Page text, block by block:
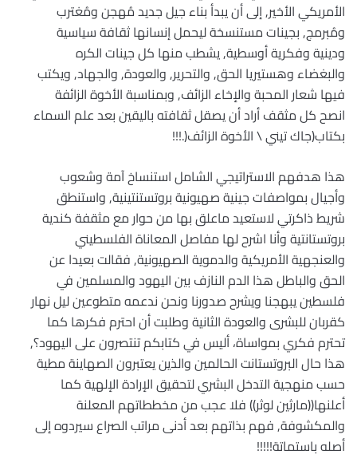
الأمريكي الأخير, إلى أن يبدأ بناء جيل جديد مُهجن ومُغترب
ومُبرمج, بجينات مستنسخة ليحمل إنسانها ثقافة سياسية
ودينية وفكرية أوسطية, يشطب منها كل جينات الكره
والبغضاء وهستيريا الحق, والتحرير, والعودة, والجهاد, ويكتب
فيها شعار المحبة والإخاء الزائف, وبمناسبة الأخوة الزائفة
انصح كل مثقف أراد أن يصقل ثقافته باليقين بعد علم السماء
بكتاب(جاك تيني \ الأخوة الزائف(.!!!
هذا هدفهم الاستراتيجي الشامل استنساخ آمة وشعوب
وأجيال بمواصفات جينية صهيونية بروتستنتينية, واستنطق
شريط ذاكرتي لاستعيد ماعلق بها من حوار مع مثقفة كندية
بروتستانتية وأنا اشرح لها مفاصل المعاناة الفلسطيني
والعنجهية الأمريكية والدموية الصهيونية, فقالت بعيدا عن
الحق والباطل هذا الدم النازف بين اليهود والمسلمين في
فلسطين يبهجنا ويشرح صدورنا ونحن ندعمه متطوعين ليل نهار
كقربان للبشرى والعودة الثانية وطلبت أن احترم فكرها كما
تحترم فكري بمواساة، أليس في كتابكم تنتصرون على اليهود؟,
هذا حال البروتستانت الحالمين والذين يعتبرون الصهاينة مطية
حسب منهجية التدخل البشري لتحقيق الإرادة الإلهية كما
أعلنها((مارثين لوثر)) فلا عجب من مخططاتهم المعلنة
والمكشوفة, فهم بذاتهم بعد أدنى مراتب الصراع سيردوه إلى
أصله باستماتة!!!!!